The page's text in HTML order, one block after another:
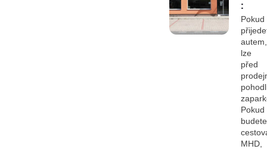
:
Pokud
autem,
lze
před
Pokud
budete
MHD,